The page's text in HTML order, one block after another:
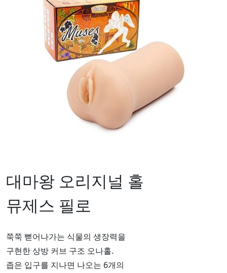
대마왕 오리지널 홀
뮤제스 필로
쭉쭉 뻗어나가는 식물의 생장력을
구현한 상방 커브 구조 오나홀.
좁은 입구를 지나면 나오는 6개의